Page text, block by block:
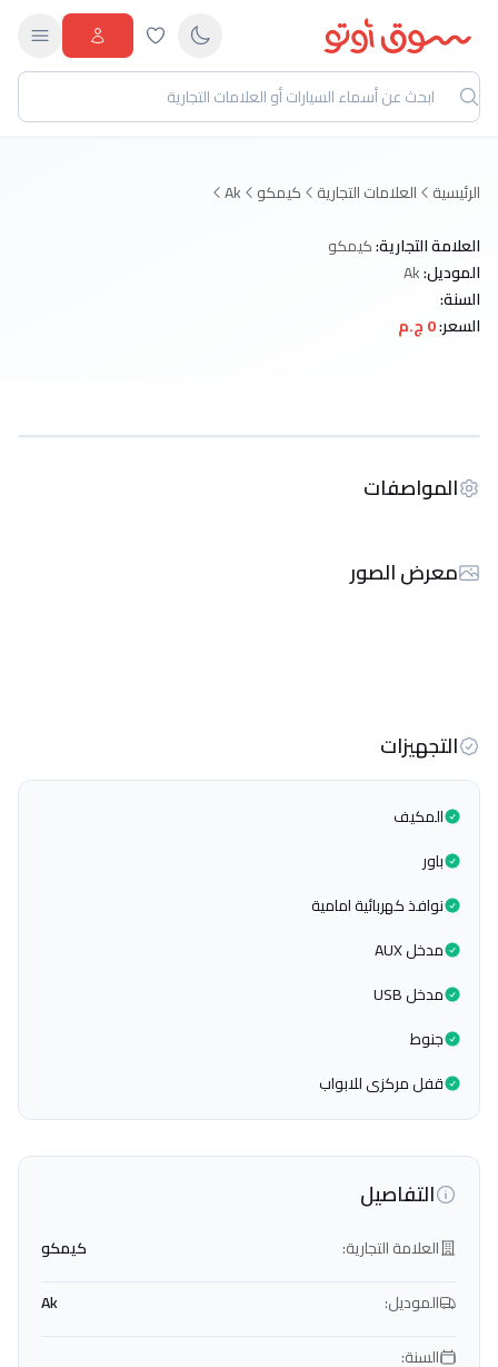
الرئيسية العلامات التجارية كيمكو
Ak
العلامة التجارية:كيمكو
الموديل:Ak
السنة:
السعر:0 ج.م
المواصفات
معرض الصور
التجهيزات
المكيف
باور
نوافذ كهربائية امامية
مدخل AUX
مدخل USB
جنوط
قفل مركزى للابواب
التفاصيل
العلامة التجارية:
كيمكو
الموديل:
Ak
السنة: